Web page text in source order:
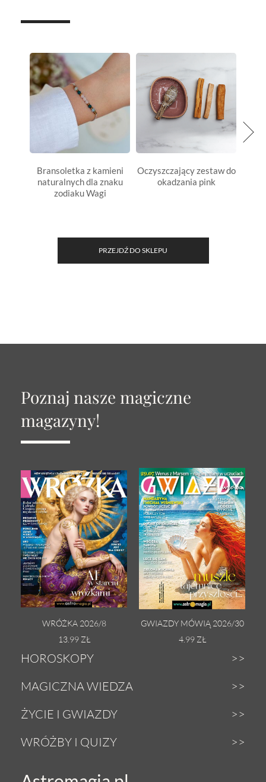
Bransoletka z kamieni
naturalnych dla znaku
zodiaku Wagi
Oczyszczający zestaw do
okadzania pink
PRZEJDŹ DO SKLEPU
Poznaj nasze magiczne
magazyny!
WRÓŻKA 2026/8
13.99 ZŁ
GWIAZDY MÓWIĄ 2026/30
4.99 ZŁ
HOROSKOPY
Dzienny
Tygodniowy
Roczny
MAGICZNA WIEDZA
Zodiak
Astrologia
ŻYCIE I GWIAZDY
Gwiazdy
WRÓŻBY I QUIZY